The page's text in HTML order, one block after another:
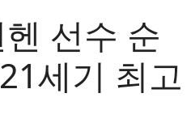
선수 순
세기 최고